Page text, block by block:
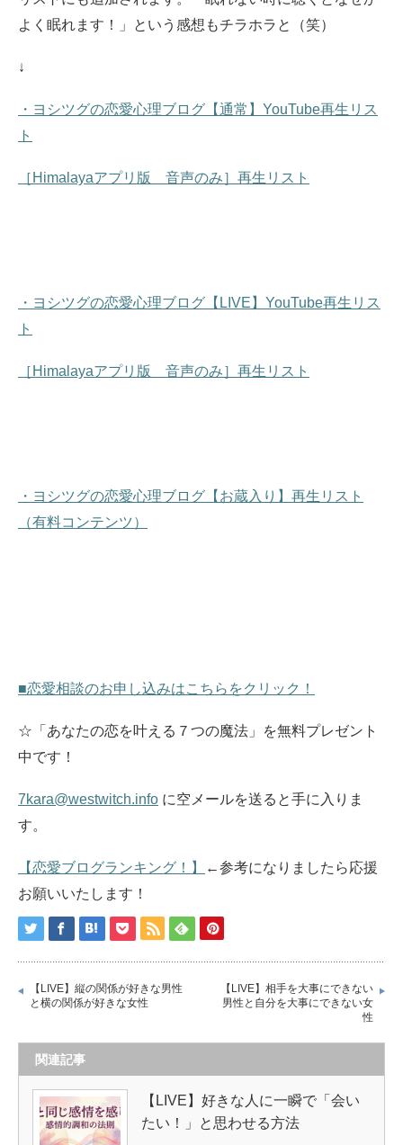
よく眠れます！」という感想もチラホラと（笑）
↓
・ヨシツグの恋愛心理ブログ【通常】YouTube再生リス
ト
［Himalayaアプリ版 音声のみ］再生リスト
・ヨシツグの恋愛心理ブログ【LIVE】YouTube再生リス
ト
［Himalayaアプリ版 音声のみ］再生リスト
・ヨシツグの恋愛心理ブログ【お蔵入り】再生リスト
（有料コンテンツ）
■恋愛相談のお申し込みはこちらをクリック！
☆「あなたの恋を叶える７つの魔法」を無料プレゼント
中です！
7kara@westwitch.info に空メールを送ると手に入りま
す。
【恋愛ブログランキング！】
←参考になりましたら応援
お願いいたします！
【LIVE】縦の関係が好きな男性
と横の関係が好きな女性
【LIVE】相手を大事にできない
男性と自分を大事にできない女
性
関連記事
【LIVE】好きな人に一瞬で「会い
たい！」と思わせる方法